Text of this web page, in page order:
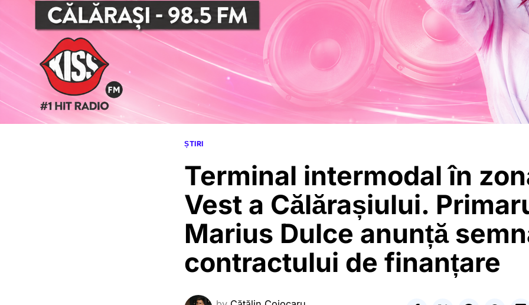
ȘTIRI
Terminal intermodal în
Vest a Călărașiului.
Marius Dulce anunță
contractului de finanțare